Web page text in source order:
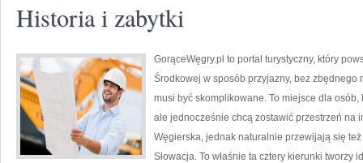
Historia i zabytki
GorąceWęgry.pl to portal turystyczny, który
Środkowej w sposób przyjazny, bez
musi być skomplikowane. To miejsce dla
ale jednocześnie chcą zostawić przestrzeń na
Węgierska, jednak naturalnie przewijają się
Słowacja. To właśnie ta cztery kierunki tworzy